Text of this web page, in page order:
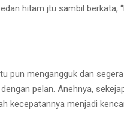
hitam jtu sambil berkata,
pun mengangguk dan
pelan. Anehnya,
kecepatannya menjadi